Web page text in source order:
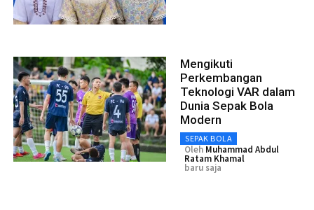
Mengikuti
Perkembangan
Teknologi VAR dalam
Dunia Sepak Bola
Modern
SEPAK BOLA
Oleh Muhammad Abdul
Ratam Khamal
baru saja